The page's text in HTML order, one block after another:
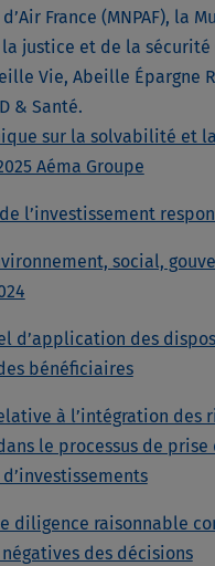
France (MNPAF), la
justice et de la sécurité
Vie, Abeille Épargne
& Santé.
sur la solvabilité et
Aéma Groupe
l’investissement
social,
d’application des
bénéficiaires
à l’intégration des
le processus de prise
diligence raisonnable
des décisions